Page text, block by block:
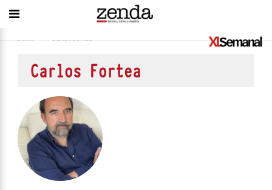
Inicio > Carlos Fortea
Carlos Fortea